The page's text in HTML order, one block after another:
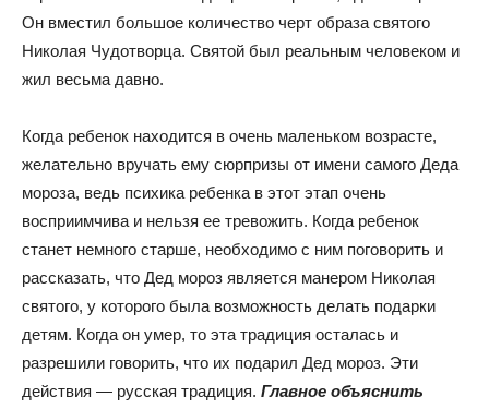
Он вместил большое количество черт образа святого
Николая Чудотворца. Святой был реальным человеком и
жил весьма давно.
Когда ребенок находится в очень маленьком возрасте,
желательно вручать ему сюрпризы от имени самого Деда
мороза, ведь психика ребенка в этот этап очень
восприимчива и нельзя ее тревожить. Когда ребенок
станет немного старше, необходимо с ним поговорить и
рассказать, что Дед мороз является манером Николая
святого, у которого была возможность делать подарки
детям. Когда он умер, то эта традиция осталась и
разрешили говорить, что их подарил Дед мороз. Эти
действия — русская традиция. Главное объяснить